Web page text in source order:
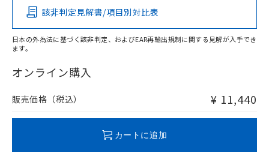
O
在庫等で未対応品が混在する可能性があります。
問い合わせください。
該非判定見解書/項目別対比表
日本の外為法に基づく該非判定、およびEAR再輸出規制に関する見解が入手でき
ます。
オンライン購入
販売価格（税込） ¥ 11,440
カートに追加